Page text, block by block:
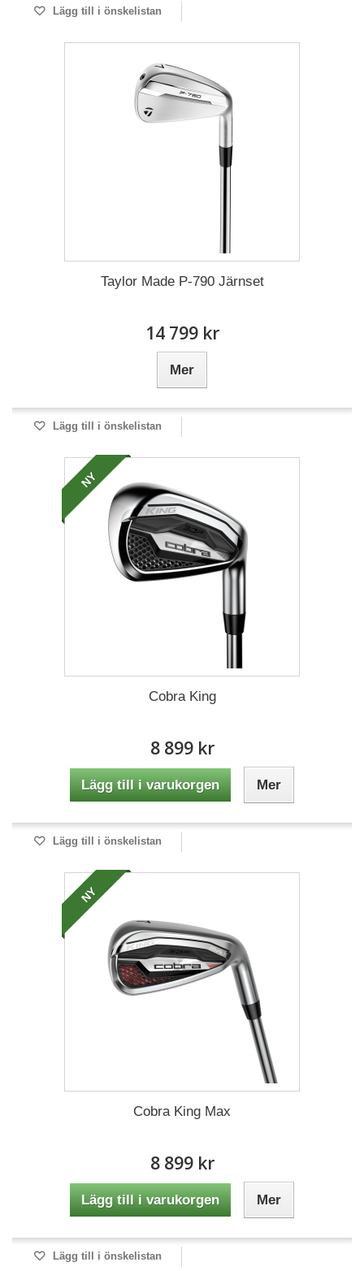
Lägg till i önskelistan
Taylor Made P-790 Järnset
14 799 kr
Mer
Lägg till i önskelistan
NY
Cobra King
8 899 kr
Lägg till i varukorgen Mer
Lägg till i önskelistan
NY
Cobra King Max
8 899 kr
Lägg till i varukorgen Mer
Lägg till i önskelistan